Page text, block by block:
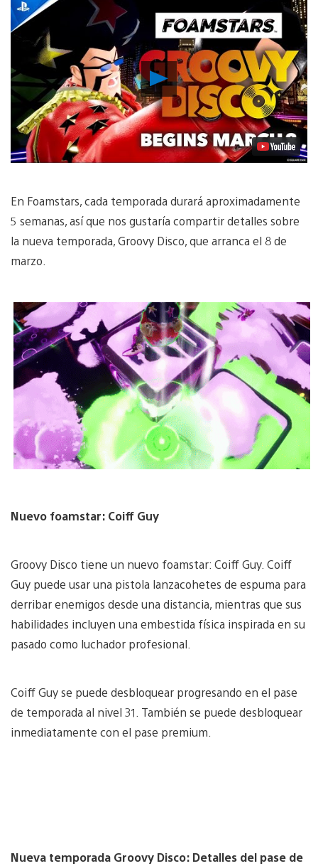
Reproducir
Video
En Foamstars, cada temporada durará aproximadamente
5 semanas, así que nos gustaría compartir detalles sobre
la nueva temporada, Groovy Disco, que arranca el 8 de
marzo.
Nuevo foamstar: Coiff Guy
Groovy Disco tiene un nuevo foamstar: Coiff Guy. Coiff
Guy puede usar una pistola lanzacohetes de espuma para
derribar enemigos desde una distancia, mientras que sus
habilidades incluyen una embestida física inspirada en su
pasado como luchador profesional.
Coiff Guy se puede desbloquear progresando en el pase
de temporada al nivel 31. También se puede desbloquear
inmediatamente con el pase premium.
Nueva temporada Groovy Disco: Detalles del pase de